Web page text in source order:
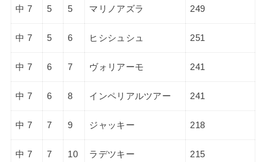
中 7 5 5 マリノアズラ 249
中 7 5 6 ヒシシュシュ 251
中 7 6 7 ヴォリアーモ 241
中 7 6 8 インペリアルツアー 241
中 7 7 9 ジャッキー 218
中 7 7 10 ラデツキー 215